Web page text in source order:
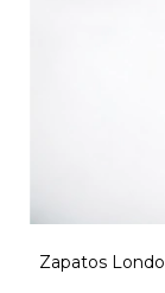
Zapatos